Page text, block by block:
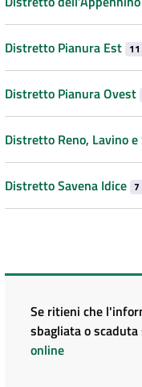
Distretto Pianura Est 11
Distretto Pianura Ovest
Distretto Reno, Lavino e
Distretto Savena Idice 7
Se ritieni che
sbagliata o scaduta
online